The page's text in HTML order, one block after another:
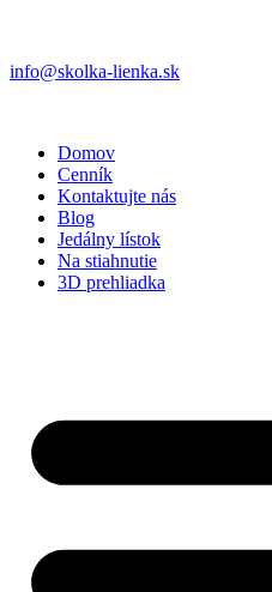
info@skolka-lienka.sk
Domov
Cenník
Kontaktujte nás
Blog
Jedálny lístok
Na stiahnutie
3D prehliadka